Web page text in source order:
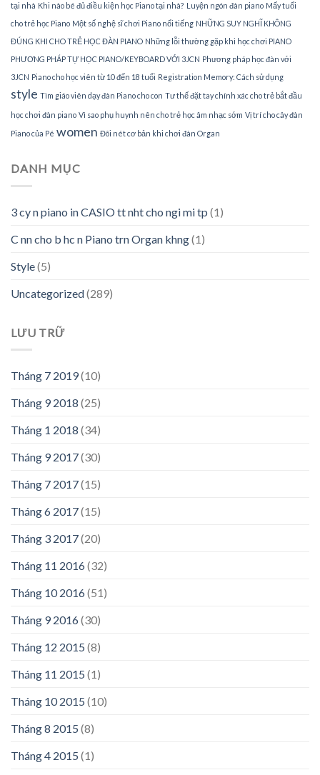
tại nhà Khi nào bé đủ điều kiện học Piano tại nhà? Luyện ngón đàn piano Mấy tuổi
cho trẻ học Piano Một số nghệ sĩ chơi Piano nổi tiếng NHỮNG SUY NGHĨ KHÔNG
ĐÚNG KHI CHO TRẺ HỌC ĐÀN PIANO Những lỗi thường gặp khi học chơi PIANO
PHƯƠNG PHÁP TỰ HỌC PIANO/KEYBOARD VỚI 3JCN Phương pháp học đàn với
3JCN Piano cho học viên từ 10 đến 18 tuổi Registration Memory: Cách sử dụng
style Tìm giáo viên dạy đàn Piano cho con Tư thế đặt tay chính xác cho trẻ bắt đầu
học chơi đàn piano Vì sao phụ huynh nên cho trẻ học âm nhạc sớm Vị trí cho cây đàn
Piano của Pé women Đôi nét cơ bản khi chơi đàn Organ
DANH MỤC
3 cy n piano in CASIO tt nht cho ngi mi tp (1)
C nn cho b hc n Piano trn Organ khng(1)
Style(5)
Uncategorized(289)
LƯU TRỮ
Tháng 7 2019(10)
Tháng 9 2018 (25)
Tháng 1 2018 (34)
Tháng 9 2017(30)
Tháng 7 2017(15)
Tháng 6 2017(15)
Tháng 3 2017(20)
Tháng 11 2016(32)
Tháng 10 2016(51)
Tháng 9 2016(30)
Tháng 12 2015 (8)
Tháng 11 2015 (1)
Tháng 10 2015 (10)
Tháng 8 2015 (8)
Tháng 4 2015 (1)